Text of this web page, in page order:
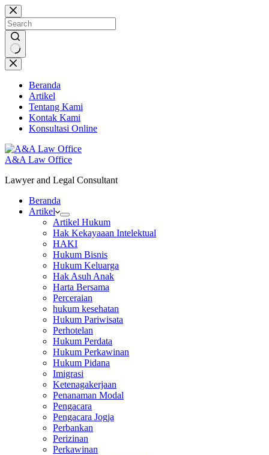
Skip
to
content
No
results
Beranda
Artikel
Tentang Kami
Kontak Kami
Konsultasi Online
A&A Law Office
Lawyer and Legal Consultant
Beranda
Artikel
Artikel Hukum
Hak Kekayaaan Intelektual
HAKI
Hukum Bisnis
Hukum Keluarga
Hak Asuh Anak
Harta Bersama
Perceraian
hukum kesehatan
Hukum Pariwisata
Perhotelan
Hukum Perdata
Hukum Perkawinan
Hukum Pidana
Imigrasi
Ketenagakerjaan
Penanaman Modal
Pengacara
Pengacara Jogja
Perbankan
Perizinan
Perkawinan